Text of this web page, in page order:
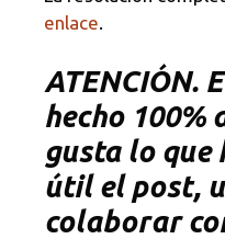
enlace
ATENCIÓN.
hecho 100%
gusta lo que
útil el post,
colaborar